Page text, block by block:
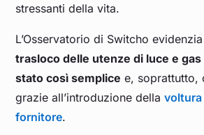
stressanti della vita.
L’Osservatorio di Switcho
trasloco delle utenze di luce e
stato così semplice e, soprattutto,
grazie all’introduzione dellavoltura
fornitore.